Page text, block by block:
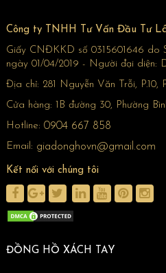
Công ty TNHH Tư Vấn Đầu Tư
Giấy CNĐKKD số 0315601646 do
ngày 01/04/2019 - Người đại diện:
Địa chỉ: 281 Nguyễn Văn Trỗi, P.10,
Cửa hàng: 1B đường 30, Phường
Hotline: 0904 667 858
Email: giadonghovn@gmail.com
Kết nối với chúng tôi
ĐỒNG HỒ XÁCH TAY